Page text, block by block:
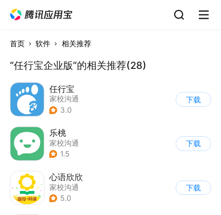
首页 软件 相关推荐
“任行宝企业版”的相关推荐(28)
任行宝
家校沟通
3.0
下载
乐桃
家校沟通
1.5
下载
心语欣欣
家校沟通
5.0
下载